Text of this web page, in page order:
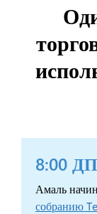
8:00 ДП
Амаль
собранию